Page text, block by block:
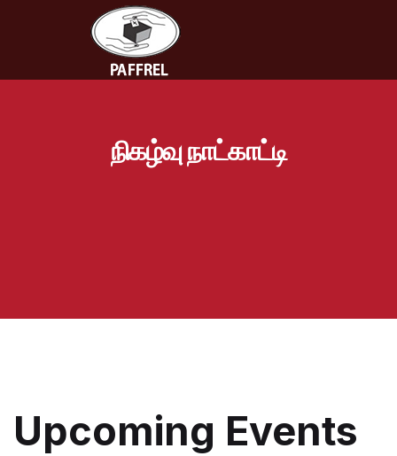
நிகழ்வு நாட்காட்டி
Upcoming Events